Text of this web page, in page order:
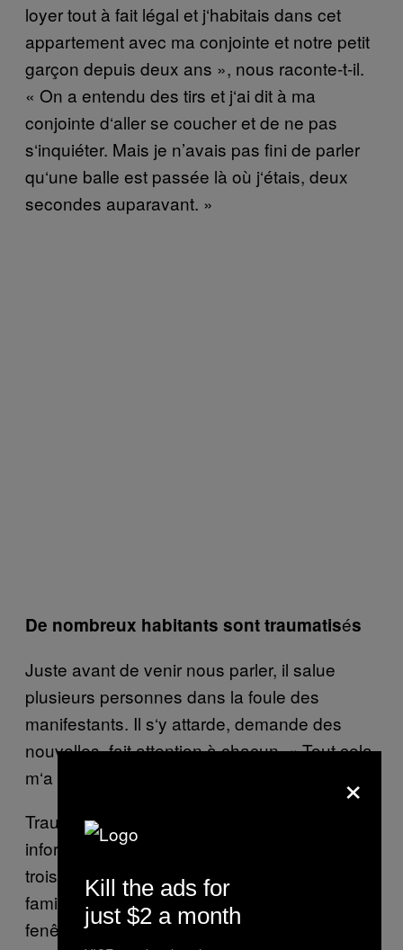
loyer tout à fait légal et j‘habitais dans cet
appartement avec ma conjointe et notre petit
garçon depuis deux ans », nous raconte-t-il.
« On a entendu des tirs et j‘ai dit à ma
conjointe d‘aller se coucher et de ne pas
s‘inquiéter. Mais je n’avais pas fini de parler
qu‘une balle est passée là où j‘étais, deux
secondes auparavant. »
De nombreux habitants sont traumatisés
Juste avant de venir nous parler, il salue
plusieurs personnes dans la foule des
manifestants. Il s‘y attarde, demande des
nouvelles, fait attentionàchacun.«Tout cela
m‘a rendu super-protecteur
Traumatis
informatique n‘
trois mois.« Il y a eu la peur de perdre ma
famille, surtout quand la balle a travers
fenê tre. Mon petit n avait qu‘
×
Kill the ads for
just $2 a month